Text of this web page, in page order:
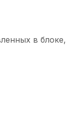
в блоке,